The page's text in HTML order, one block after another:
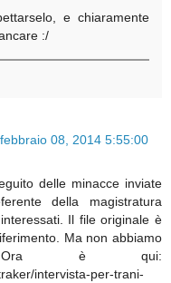
e chiaramente
:/
08, 2014 5:55:00
delle minacce inviate
della magistratura
Il file originale è
Ma non abbiamo
Ora è qui:
intervista-per-trani-